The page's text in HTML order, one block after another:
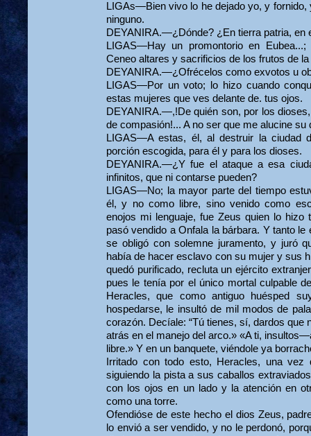
LIGAs—Bien vivo lo he dejado yo, y
ninguno.
DEYANIRA.—¿Dónde? ¿En tierra patria, en
LIGAS—Hay un promontorio en
Ceneo altares y sacrificios de los frutos de la
DEYANIRA.—¿Ofrécelos como exvotos u
LIGAS—Por un voto; lo hizo cuando
estas mujeres que ves delante de. tus ojos.
DEYANIRA.—,!De quién son, por los
de compasión!... A no ser que me alucine su
LIGAS—A estas, él, al destruir la ciudad
porción escogida, para él y para los dioses.
DEYANIRA.—¿Y fue el ataque a esa
infinitos, que ni contarse pueden?
LIGAS—No; la mayor parte del tiempo
él, y no como libre, sino venido como
enojos mi lenguaje, fue Zeus quien lo hizo
pasó vendido a Onfala la bárbara. Y tanto
se obligó con solemne juramento, y juró
había de hacer esclavo con su mujer y sus
quedó purificado, recluta un ejército
pues le tenía por el único mortal culpable
Heracles, que como antiguo huésped
hospedarse, le insultó de mil modos de
corazón. Decíale: “Tú tienes, sí, dardos que
atrás en el manejo del arco.» «A ti,
libre.» Y en un banquete, viéndole ya
Irritado con todo esto, Heracles, una
siguiendo la pista a sus caballos
con los ojos en un lado y la atención en
como una torre.
Ofendióse de este hecho el dios Zeus,
lo envió a ser vendido, y no le perdonó,